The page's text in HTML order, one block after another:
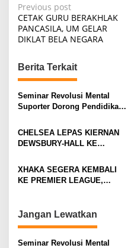
P
o
s
t
n
a
v
i
g
t
o
n
Previous post
CETAK GURU BERAKHLAK
PANCASILA, UM GELAR
DIKLAT BELA NEGARA
Berita Terkait
Seminar Revolusi Mental
Suporter Dorong Pendidikan
CHELSEA LEPAS KIERNAN
DEWSBURY-HALL KE
SANG GELANDANG DIMULAI
XHAKA SEGERA KEMBALI
KE PREMIER LEAGUE,
Jangan Lewatkan
Seminar Revolusi Mental